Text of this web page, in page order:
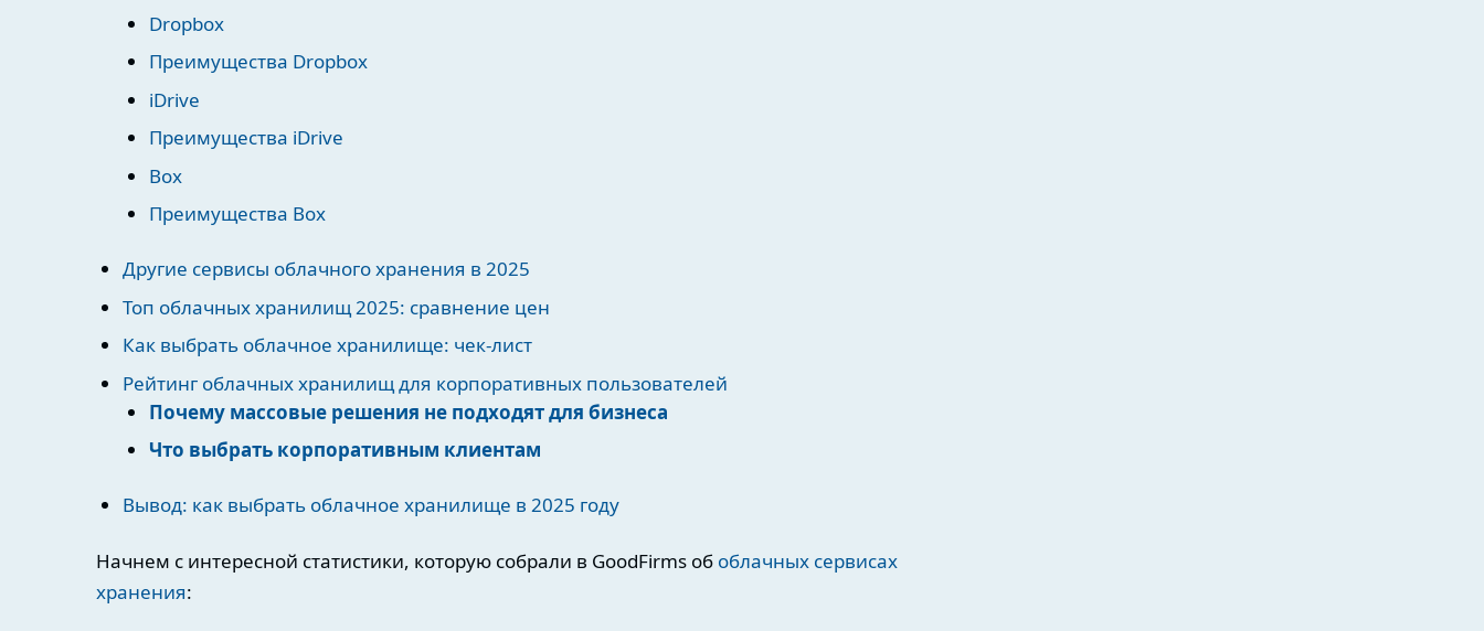
Dropbox
Преимущества Dropbox
iDrive
Преимущества iDrive
Box
Преимущества Box
Другие сервисы облачного хранения в 2025
Топ облачных хранилищ 2025: сравнение цен
Как выбрать облачное хранилище: чек-лист
Рейтинг облачных хранилищ для корпоративных пользователей
Почему массовые решения не подходят для бизнеса
Что выбрать корпоративным клиентам
Вывод: как выбрать облачное хранилище в 2025 году
Начнем с интересной статистики, которую собрали в GoodFirms об облачных сервисах
хранения: